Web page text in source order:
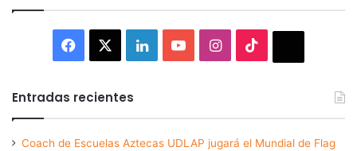
Facebook LinkedInYouTubeInstagram
Entradas recientes
Coach de Escuelas Aztecas UDLAP jugará el Mundial de Flag